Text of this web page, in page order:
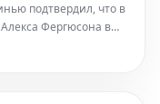
подтвердил, что в
Фергюсона в
и вернулся в